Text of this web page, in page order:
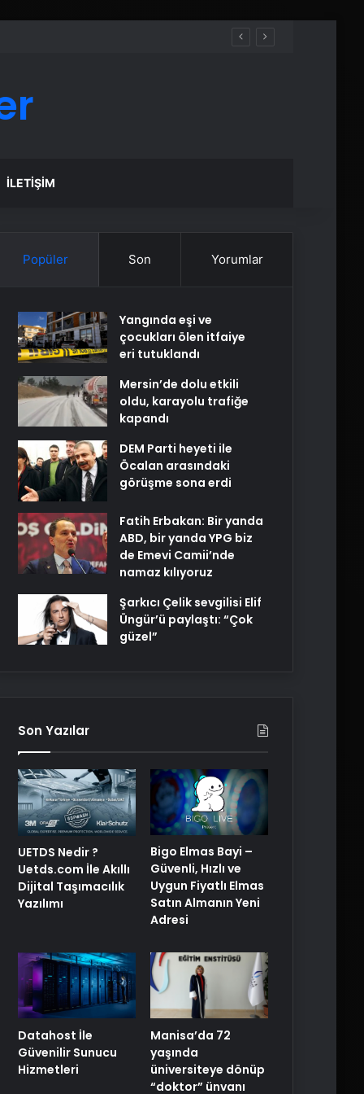
İLETIŞIM
Popüler Son Yorumlar
Yangında eşi ve
çocukları ölen itfaiye
eri tutuklandı
Mersin’de dolu etkili
oldu, karayolu trafiğe
kapandı
DEM Parti heyeti ile
Öcalan arasındaki
görüşme sona erdi
Fatih Erbakan: Bir yanda
ABD, bir yanda YPG biz
de Emevi Camii’nde
namaz kılıyoruz
Şarkıcı Çelik sevgilisi Elif
Üngür’ü paylaştı: “Çok
güzel”
Son Yazılar
UETDS Nedir ?
Uetds.com İle Akıllı
Dijital Taşımacılık
Yazılımı
Bigo Elmas Bayi –
Güvenli, Hızlı ve
Uygun Fiyatlı Elmas
Satın Almanın Yeni
Adresi
Datahost İle
Güvenilir Sunucu
Hizmetleri
Manisa’da 72
yaşında
üniversiteye dönüp
“doktor” ünvanı